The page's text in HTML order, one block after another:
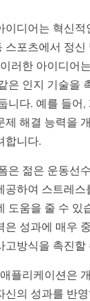
이디어는 혁신
스포츠에서 정신
러한 아이디어
은 인지 기술을
니다. 예를 들어,
제 해결 능력을
합니다.
은 젊은 운동선
공하여 스트레스
도움을 줄 수 있
은 성과에 매우
고방식을 촉진할
플리케이션은
신의 성과를 반